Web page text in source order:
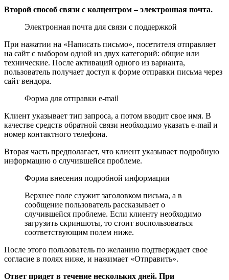
Второй способ связи с колцентром – электронная почта.
Электронная почта для связи с поддержкой
При нажатии на «Написать письмо», посетителя отправляет
на сайт с выбором одной из двух категорий: общие или
технические. После активаций одного из варианта,
пользователь получает доступ к форме отправки письма через
сайт вендора.
Форма для отправки e-mail
Клиент указывает тип запроса, а потом вводит свое имя. В
качестве средств обратной связи необходимо указать e-mail и
номер контактного телефона.
Вторая часть предполагает, что клиент указывает подробную
информацию о случившейся проблеме.
Форма внесения подробной информации
Верхнее поле служит заголовком письма, а в
сообщение пользователь рассказывает о
случившейся проблеме. Если клиенту необходимо
загрузить скриншоты, то стоит воспользоваться
соответствующим полем ниже.
После этого пользователь по желанию подтверждает свое
согласие в полях ниже, и нажимает «Отправить».
Ответ придет в течение нескольких дней. При